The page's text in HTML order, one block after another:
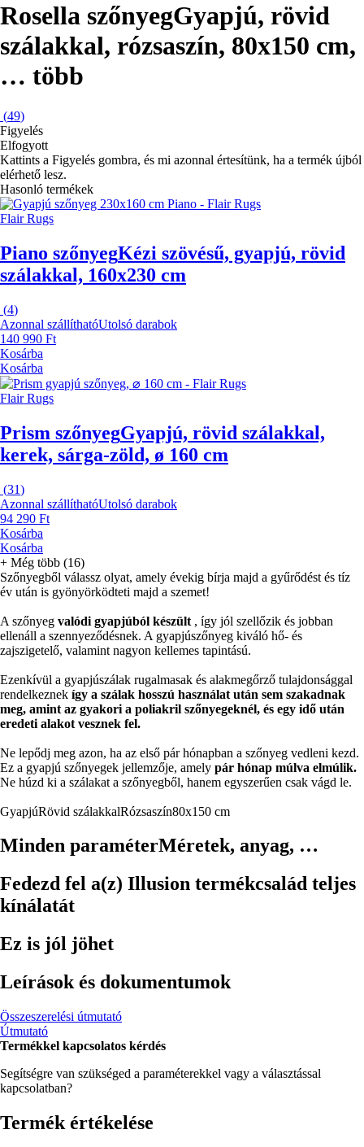
Rosella szőnyegGyapjú, rövid
szálakkal, rózsaszín, 80x150 cm,
… több
(49)
Figyelés
Elfogyott
Kattints a Figyelés gombra, és mi azonnal értesítünk, ha a termék újból
elérhető lesz.
Hasonló termékek
Flair Rugs
Piano szőnyegKézi szövésű, gyapjú, rövid
szálakkal, 160x230 cm
(4)
Azonnal szállíthatóUtolsó darabok
140 990 Ft
Kosárba
Kosárba
Flair Rugs
Prism szőnyegGyapjú, rövid szálakkal,
kerek, sárga-zöld, ø 160 cm
(31)
Azonnal szállíthatóUtolsó darabok
94 290 Ft
Kosárba
Kosárba
+ Még több (16)
Szőnyegből válassz olyat, amely évekig bírja majd a gyűrődést és tíz
év után is gyönyörködteti majd a szemet!
A szőnyeg valódi gyapjúból készült , így jól szellőzik és jobban
ellenáll a szennyeződésnek. A gyapjúszőnyeg kiváló hő- és
zajszigetelő, valamint nagyon kellemes tapintású.
Ezenkívül a gyapjúszálak rugalmasak és alakmegőrző tulajdonsággal
rendelkeznek így a szálak hosszú használat után sem szakadnak
meg, amint az gyakori a poliakril szőnyegeknél, és egy idő után
eredeti alakot vesznek fel.
Ne lepődj meg azon, ha az első pár hónapban a szőnyeg vedleni kezd.
Ez a gyapjú szőnyegek jellemzője, amely pár hónap múlva elmúlik.
Ne húzd ki a szálakat a szőnyegből, hanem egyszerűen csak vágd le.
GyapjúRövid szálakkalRózsaszín80x150 cm
Minden paraméterMéretek, anyag, …
Fedezd fel a(z) Illusion termékcsalád teljes
kínálatát
Ez is jól jöhet
Leírások és dokumentumok
Összeszerelési útmutató
Útmutató
Termékkel kapcsolatos kérdés
Segítségre van szükséged a paraméterekkel vagy a választással
kapcsolatban?
Termék értékelése